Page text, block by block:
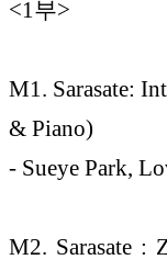
<1부>
M1. Sarasate:
& Piano)
- Sueye Park,
M2. Sarasate :